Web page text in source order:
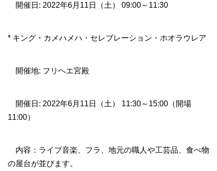
開催日: 2022年6月11日（土） 09:00～11:30
* キング・カメハメハ・セレブレーション・ホオラウレア
開催地: フリヘエ宮殿
開催日: 2022年6月11日（土） 11:30～15:00（開場
11:00）
内容：ライブ音楽、フラ、地元の職人や工芸品、食べ物
の屋台が並びます。